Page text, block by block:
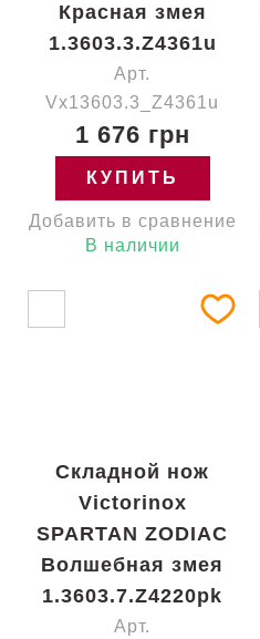
Красная змея
1.3603.3.Z4361u
Арт.
Vx13603.3_Z4361u
1 676 грн
КУПИТЬ
Добавить в сравнение
В наличии
Складной нож
Victorinox
SPARTAN ZODIAC
Волшебная змея
1.3603.7.Z4220pk
Арт.